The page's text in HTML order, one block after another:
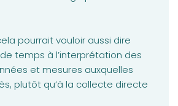
pourrait vouloir aussi dire
temps à l’interprétation des
et mesures auxquelles
plutôt qu’à la collecte directe